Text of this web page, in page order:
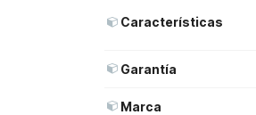
Características
Garantía
Marca